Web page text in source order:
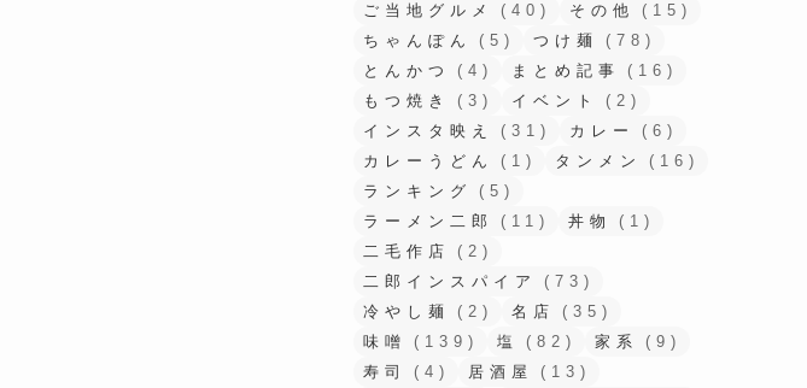
ご当地グルメ
(40) その他
(15)
ちゃんぽん
(5) つけ麺
(78)
とんかつ
(4) まとめ記事
(16)
もつ焼き
(3) イベント
(2)
インスタ映え
(31) カレー
(6)
カレーうどん
(1) タンメン
(16)
ランキング
(5)
ラーメン二郎
(11) 丼物
(1)
二毛作店
(2)
二郎インスパイア
(73)
冷やし麺
(2) 名店
(35)
味噌
(139) 塩 (82) 家系
(9)
寿司
(4) 居酒屋
(13)